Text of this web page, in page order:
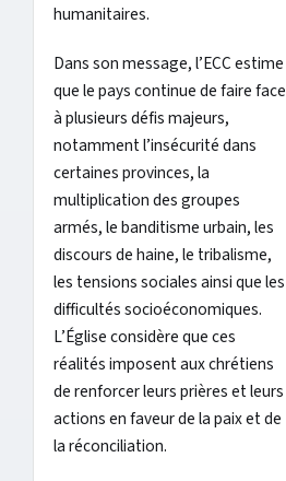
humanitaires.
Dans son message, l’ECC estime
que le pays continue de faire face
à plusieurs défis majeurs,
notamment l’insécurité dans
certaines provinces, la
multiplication des groupes
armés, le banditisme urbain, les
discours de haine, le tribalisme,
les tensions sociales ainsi que les
difficultés socioéconomiques.
L’Église considère que ces
réalités imposent aux chrétiens
de renforcer leurs prières et leurs
actions en faveur de la paix et de
la réconciliation.